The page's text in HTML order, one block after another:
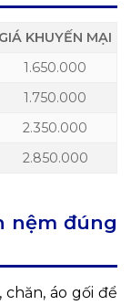
GIÁ KHUYẾN MẠI
1.650.000
1.750.000
2.350.000
2.850.000
nệm đúng
chăn, áo gối để